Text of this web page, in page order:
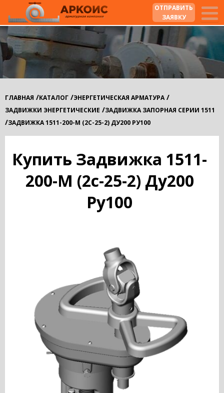
ОТПРАВИТЬ
ЗАЯВКУ
ГЛАВНАЯ /КАТАЛОГ /ЭНЕРГЕТИЧЕСКАЯ АРМАТУРА/
ЗАДВИЖКИ ЭНЕРГЕТИЧЕСКИЕ /ЗАДВИЖКА ЗАПОРНАЯ СЕРИИ 1511
/ЗАДВИЖКА 1511-200-М (2С-25-2) ДУ200 РУ100
Купить Задвижка 1511-
200-М (2с-25-2) Ду200
Ру100